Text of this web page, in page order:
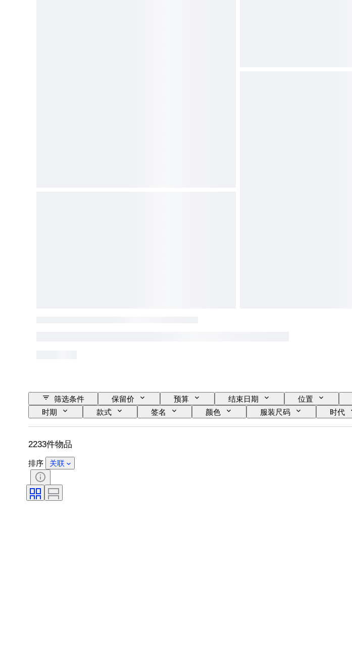
筛选条件 保留价 预算 结束日期 位置
时期
款式 签名 颜色 服装尺码 时代
原创作品／复制品
出售者 创作者 型号
2233件物品
排序 关联